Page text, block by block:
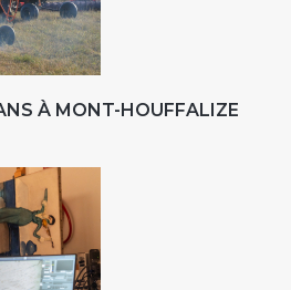
À MONT-HOUFFALIZE